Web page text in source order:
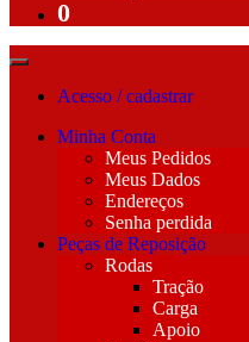
Acesso / cadastrar
Minha Conta
Meus Pedidos
Meus Dados
Endereços
Senha perdida
Peças de Reposição
Rodas
Tração
Carga
Apoio